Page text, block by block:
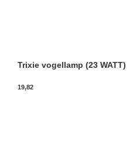
Trixie vogellamp (23 WATT)
19,82